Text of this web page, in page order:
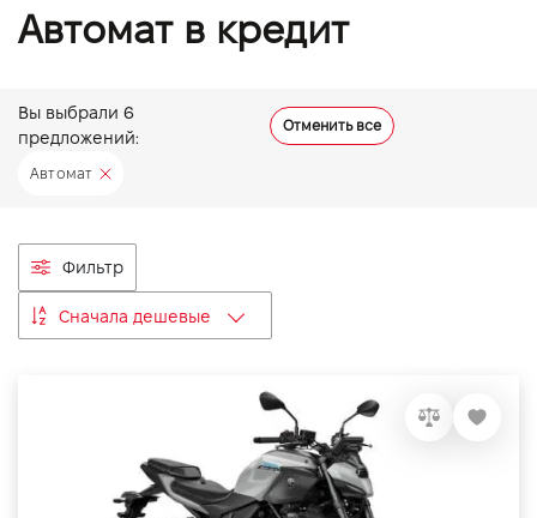
Автомат в кредит
Вы выбрали 6
предложений:
Отменить все
Автомат
Фильтр
Сначала дешевые
Акции %
Политика качества
Вакансии
VIDI Карьера
Підпишись на наш канал та слідкуй за
акціями, послугами та новинками